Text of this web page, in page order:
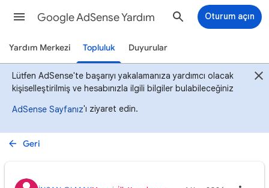
Google AdSense Yardım Oturum açın
Yardım Merkezi Topluluk Duyurular
Lütfen AdSense'te başarıyı yakalamanıza yardımcı olacak
kişiselleştirilmiş ve hesabınızla ilgili bilgiler bulabileceğiniz
AdSense Sayfanız'ı ziyaret edin.
Geri